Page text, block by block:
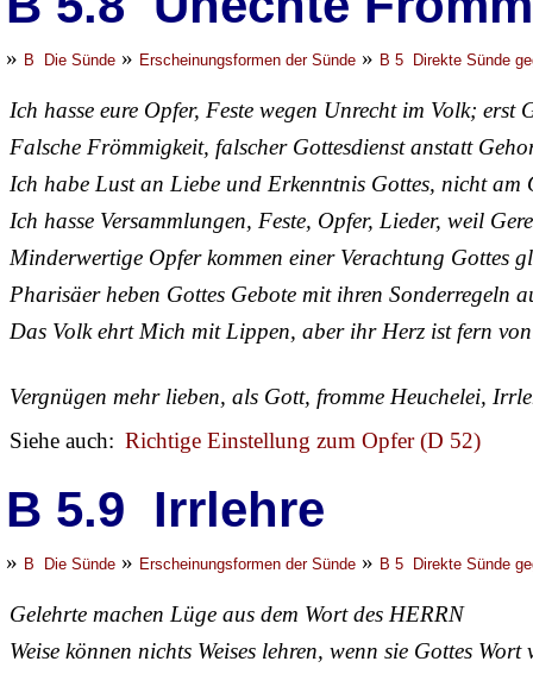
» B Die Sünde » Erscheinungsformen der Sünde » B 5 Direkte Sünde
Ich hasse eure Opfer, Feste wegen Unrecht im Volk; erst
Falsche Frömmigkeit, falscher Gottesdienst anstatt
Ich habe Lust an Liebe und Erkenntnis Gottes, nicht am
Ich hasse Versammlungen, Feste, Opfer, Lieder, weil
Minderwertige Opfer kommen einer Verachtung Gottes
Pharisäer heben Gottes Gebote mit ihren Sonderregeln
Das Volk ehrt Mich mit Lippen, aber ihr Herz ist fern
Vergnügen mehr lieben, als Gott, fromme Heuchelei,
Siehe auch: Richtige Einstellung zum Opfer (D 52)
B 5.9 Irrlehre
» B Die Sünde » Erscheinungsformen der Sünde » B 5 Direkte Sünde
Gelehrte machen Lüge aus dem Wort des HERRN
Weise können nichts Weises lehren, wenn sie Gottes Wort